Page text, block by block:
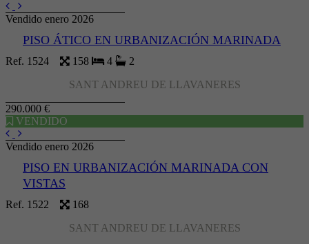
Vendido enero 2026
PISO ÁTICO EN URBANIZACIÓN MARINADA
Ref. 1524 158 4 2
SANT ANDREU DE LLAVANERES
290.000 €
VENDIDO
Vendido enero 2026
PISO EN URBANIZACIÓN MARINADA CON
VISTAS
Ref. 1522 168
SANT ANDREU DE LLAVANERES